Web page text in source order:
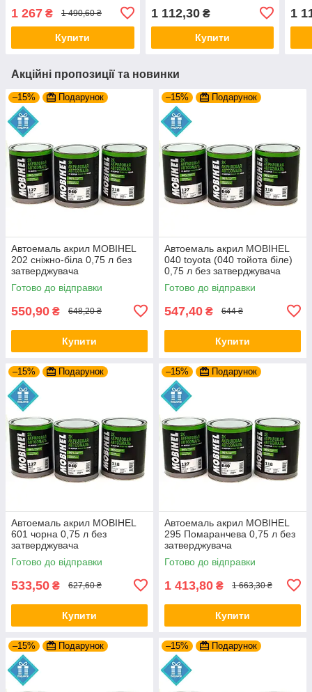
0,375 л
1 267 ₴ 1 490,60 ₴
Купити
1 112,30₴
Купити
1
Акційні пропозиції та новинки
–15% Подарунок
Автоемаль акрил MOBIHEL
202 сніжно-біла 0,75 л без
затверджувача
Готово до відправки
550,90 ₴ 648,20 ₴
Купити
–15% Подарунок
Автоемаль акрил MOBIHEL
040 toyota (040 тойота біле)
0,75 л без затверджувача
Готово до відправки
547,40 ₴ 644 ₴
Купити
–15% Подарунок
Автоемаль акрил MOBIHEL
601 чорна 0,75 л без
затверджувача
Готово до відправки
533,50 ₴ 627,60 ₴
Купити
–15% Подарунок
Автоемаль акрил MOBIHEL
295 Помаранчева 0,75 л без
затверджувача
Готово до відправки
1 413,80 ₴ 1 663,30 ₴
Купити
–15% Подарунок –15% Подарунок